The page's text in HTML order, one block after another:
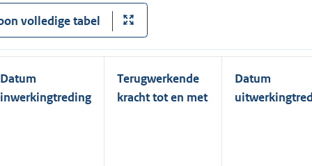
volledige tabel
Datum
inwerkingtreding
Terugwerkende
kracht tot en met
Datum